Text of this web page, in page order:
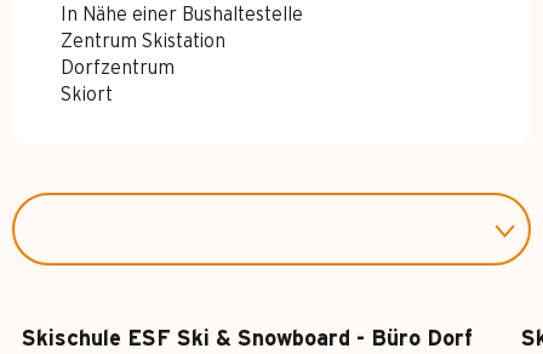
In Nähe einer Bushaltestelle
Zentrum Skistation
Dorfzentrum
Skiort
Skischule ESF Ski & Snowboard - Büro Dorf